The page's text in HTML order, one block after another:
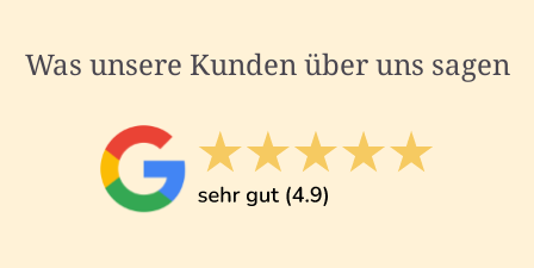
Was unsere Kunden über uns sagen